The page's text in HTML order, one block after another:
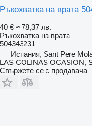
Ръкохватка на врата
40 € ≈ 78,37 лв.
Ръкохватка на врата
504343231
Испания, Sant Pere
LAS COLINAS OCASION,
Свържете се с продавача